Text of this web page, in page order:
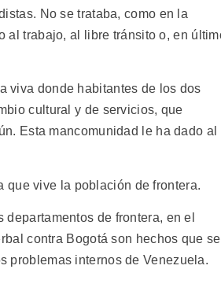
No se trataba, como en la
al trabajo, al libre tránsito o, en
viva donde habitantes de los dos
cultural y de servicios, que
Esta mancomunidad le ha dado al
que vive la población de frontera.
de frontera, en el
contra Bogotá son hechos que se
problemas internos de Venezuela.